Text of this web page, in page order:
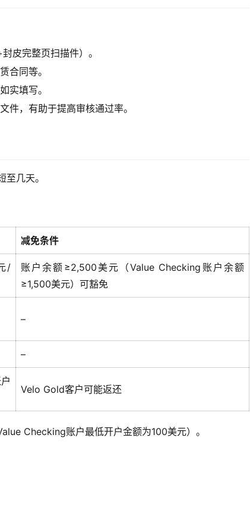
皮完整页扫描件）。
合同等。
实填写。
件，有助于提高审核通过率。
几天。
减免条件
/
账户余额≥2,500美元（Value Checking账户余额
≥1,500美元）可豁免
–
–
Velo Gold客户可能返还
Checking账户最低开户金额为100美元）。